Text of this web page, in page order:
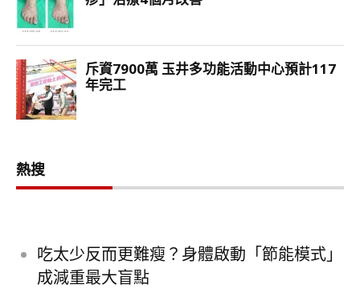
熱搜
吃太少反而更難瘦？身體啟動「節能模式」
成減重最大盲點